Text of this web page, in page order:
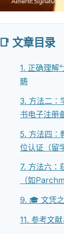
📑 文章目录
1. 正确理解
畴
3. 方法二：
书电子注册
5. 方法四：
位认证（留
7. 方法六：
（如
9. 🎓 文凭
11. 参考文